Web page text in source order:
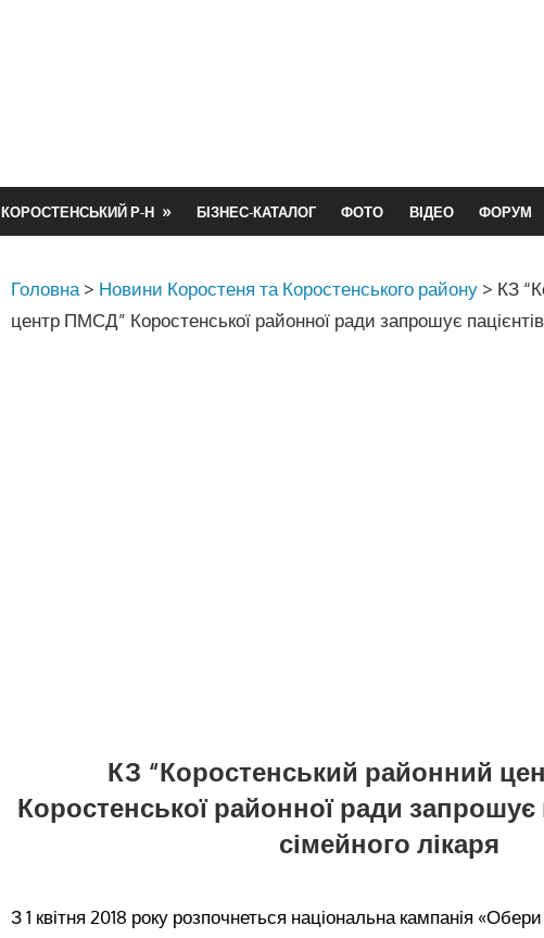
КОРОСТЕНСЬКИЙ Р-Н БІЗНЕС-КАТАЛОГ ФОТО ВІДЕО ФОРУМ
Головна > Новини Коростеня та Коростенського району > КЗ
центр ПМСД” Коростенської районної ради запрошує
КЗ “Коростенський районний
Коростенської районної ради запрошує
сімейного лікаря
З 1 квітня 2018 року розпочнеться національна кампанія «Обери